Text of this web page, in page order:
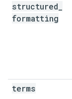
structured
formatting
terms